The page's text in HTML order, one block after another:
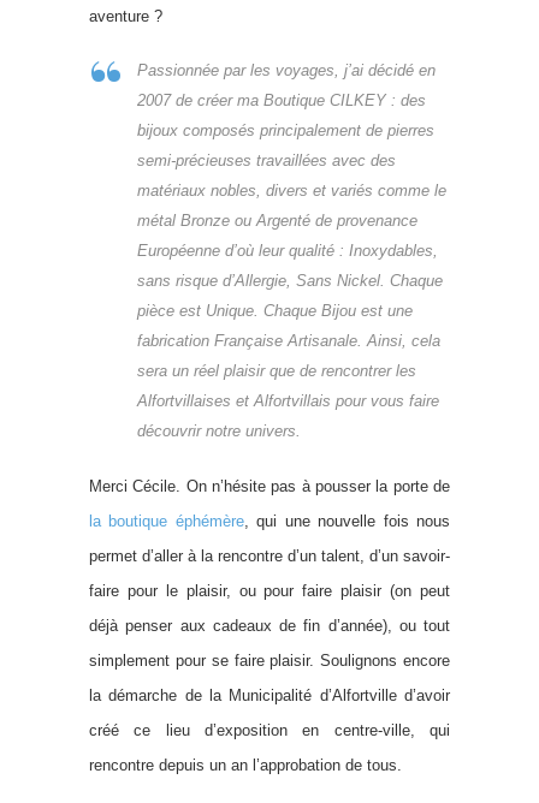
aventure ?
Passionnée par les voyages, j’ai décidé en
2007 de créer ma Boutique CILKEY : des
bijoux composés principalement de pierres
semi-précieuses travaillées avec des
matériaux nobles, divers et variés comme le
métal Bronze ou Argenté de provenance
Européenne d’où leur qualité : Inoxydables,
sans risque d’Allergie, Sans Nickel. Chaque
pièce est Unique. Chaque Bijou est une
fabrication Française Artisanale. Ainsi, cela
sera un réel plaisir que de rencontrer les
Alfortvillaises et Alfortvillais pour vous faire
découvrir notre univers.
Merci Cécile. On n’hésite pas à pousser la porte de
la boutique éphémère, qui une nouvelle fois nous
permet d’aller à la rencontre d’un talent, d’un savoir-
faire pour le plaisir, ou pour faire plaisir (on peut
déjà penser aux cadeaux de fin d’année), ou tout
simplement pour se faire plaisir. Soulignons encore
la démarche de la Municipalité d’Alfortville d’avoir
créé ce lieu d’exposition en centre-ville, qui
rencontre depuis un an l’approbation de tous.